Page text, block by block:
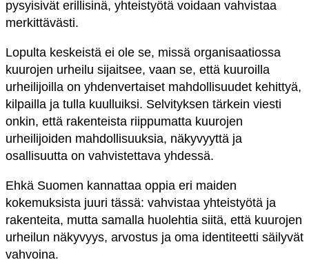
pysyisivät erillisinä, yhteistyötä voidaan vahvistaa
merkittävästi.
Lopulta keskeistä ei ole se, missä organisaatiossa
kuurojen urheilu sijaitsee, vaan se, että kuuroilla
urheilijoilla on yhdenvertaiset mahdollisuudet kehittyä,
kilpailla ja tulla kuulluiksi. Selvityksen tärkein viesti
onkin, että rakenteista riippumatta kuurojen
urheilijoiden mahdollisuuksia, näkyvyyttä ja
osallisuutta on vahvistettava yhdessä.
Ehkä Suomen kannattaa oppia eri maiden
kokemuksista juuri tässä: vahvistaa yhteistyötä ja
rakenteita, mutta samalla huolehtia siitä, että kuurojen
urheilun näkyvyys, arvostus ja oma identiteetti säilyvät
vahvoina.